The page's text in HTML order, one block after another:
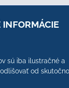
sú iba ilustračné a
od